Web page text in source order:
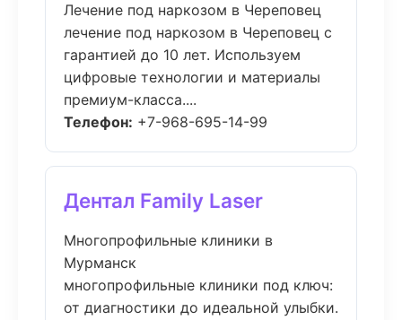
Лечение под наркозом в Череповец
лечение под наркозом в Череповец с
гарантией до 10 лет. Используем
цифровые технологии и материалы
премиум-класса....
Телефон: +7-968-695-14-99
Дентал Family Laser
Многопрофильные клиники в
Мурманск
многопрофильные клиники под ключ:
от диагностики до идеальной улыбки.